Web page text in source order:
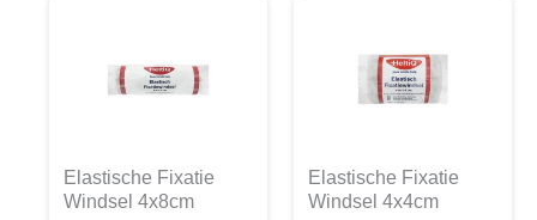
Elastische Fixatie
Windsel 4x8cm
Elastische Fixatie
Windsel 4x4cm